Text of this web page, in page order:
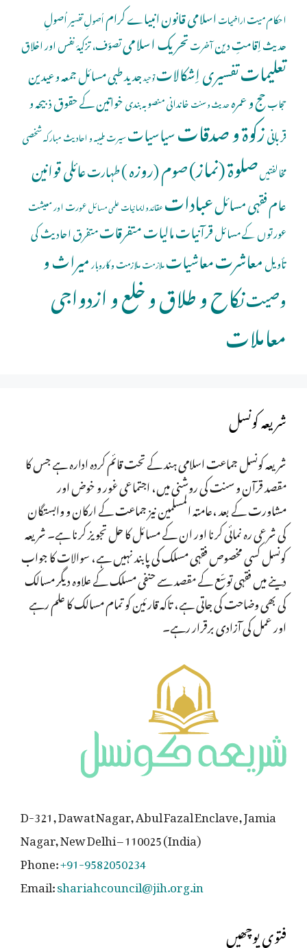
احکام میتاراضیاتاسلامی قانونانبیاے کراماُصولِ تفسیراُصولِ
حدیثاِقامتِ دینآخرتتحریک اسلامیتصوّف، تزکیۂ نفس اور اخلاق
تعلیماتتفسیری اِشکالاتتوحیدجدید طبی مسائلجمعہ و عیدین
حجابحج و عمرہحدیث و سنتخاندانی منصوبہ بندیخواتین کے حقوقذبیحہ و
قربانیزکوۃ و صدقاتسیاسیاتسیرت طیبہ و احادیث مبارکہشخصی
مخالفتیںصلوة (نماز)صوم (روزہ )طہارتعائلی قوانین
عام فقہی مسائلعباداتعقائد و ایمانیاتعلمی مسائلعورت اور معیشت
عورتوں کے مسائلقرآنیاتمالیاتمتفرقاتمتفرق احادیث کی
تأویلمعاشرتمعاشیاتملازمتملازمت و کاروبارمیراث و
وصیتنکاح و طلاق و خلع و ازدواجی
معاملات
شریعہ کونسل
شریعہ کونسل جماعت اسلامی ہند کے تحت قائم کردہ ادارہ ہے جس کا
مقصد قرآن و سنت کی روشنی میں، اجتماعی غور و خوض اور
مشاورت کے بعد ،عامتہ المسلمین نیز جماعت کے ارکان و وابستگان
کی شرعی رہ نمائی کرنا اور ان کے مسائل کا حل تجویز کرنا ہے۔ شریعہ
کونسل کسی مخصوص فقہی مسلک کی پابند نہیں ہے، سوالات کا جواب
دینے میں فقہی توسّع کے مقصد سے حنفی مسلک کے علاوہ دیگر مسالک
کی بھی وضاحت کی جاتی ہے، تاکہ قارئین کو تمام مسالک کا علم رہے
اور عمل کی آزادی برقرار رہے۔
D-321, Dawat Nagar, Abul Fazal Enclave, Jamia
Nagar, New Delhi – 110025 (India)
Phone:+91-9582050234
Email:shariahcouncil@jih.org.in
فتوی پوچھیں